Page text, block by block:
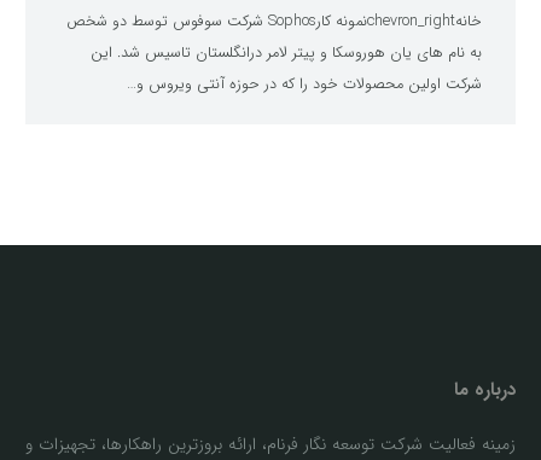
خانهchevron_rightنمونه کارSophos شرکت سوفوس توسط دو شخص
به نام های یان هوروسکا و پیتر لامر درانگلستان تاسیس شد. این
شرکت اولین محصولات خود را که در حوزه آنتی ویروس و…
درباره ما
زمینه فعالیت شرکت توسعه نگار فرنام، ارائه بروزترین راهکارها، تجهیزات و